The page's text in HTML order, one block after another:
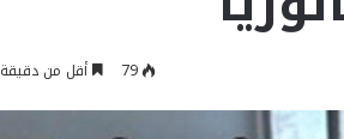
79 أقل من دقيقة